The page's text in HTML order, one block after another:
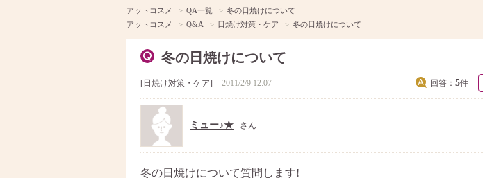
アットコスメ QA一覧
冬の日焼けについて
アットコスメ
Q&A 日焼け対策・ケア 冬の日焼けについて
冬の日焼けについて
日焼け対策・ケア 2011/2/9 12:07 回答： 5件
ミュー♪★ さん
冬の日焼けについて質問します!